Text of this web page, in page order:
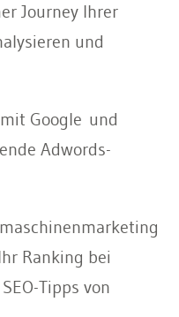
Journey Ihrer
und
Google und
Adwords-
Ranking bei
Tipps von